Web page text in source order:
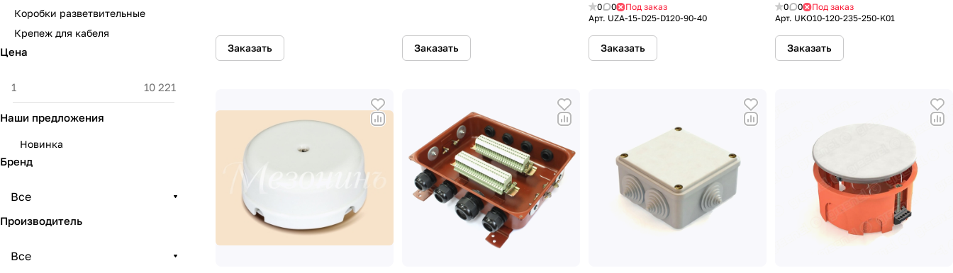
Заказать Заказать
0 0
Под заказ
Арт. UZA-15-D25-D120-90-40
Заказать
0 0
Под заказ
Арт. UKO10-120-235-250-K01
Заказать
Коробки разветвительные
Крепеж для кабеля
Цена
Наши предложения
Новинка
Бренд
Все
Производитель
Все